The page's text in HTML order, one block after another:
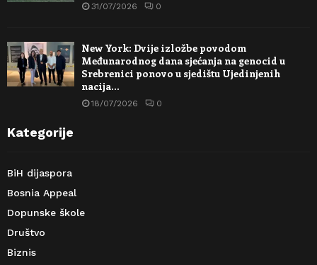
31/07/2026 0
New York: Dvije izložbe povodom
Međunarodnog dana sjećanja na genocid u
Srebrenici ponovo u sjedištu Ujedinjenih
nacija…
18/07/2026 0
Kategorije
BiH dijaspora
Bosnia Appeal
Dopunske škole
Društvo
Biznis